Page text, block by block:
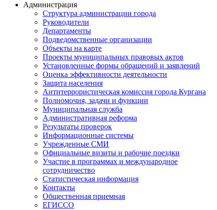
Администрация
Структура администрации города
Руководители
Департаменты
Подведомственные организации
Объекты на карте
Проекты муниципальных правовых актов
Установленные формы обращений и заявлений
Оценка эффективности деятельности
Защита населения
Антитеррористическая комиссия города Кургана
Полномочия, задачи и функции
Муниципальная служба
Административная реформа
Результаты проверок
Информационные системы
Учрежденные СМИ
Официальные визиты и рабочие поездки
Участие в программах и международное
сотрудничество
Статистическая информация
Контакты
Общественная приемная
ЕГИССО